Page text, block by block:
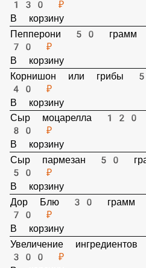
Курица жареная 50 грамм
50 ₽
В корзину
Бекон жаренный 50 грамм
80 ₽
В корзину
Креветки 50 грамм
130 ₽
В корзину
Пепперони 50 грамм
70 ₽
В корзину
Корнишон или грибы 50 грамм
40 ₽
В корзину